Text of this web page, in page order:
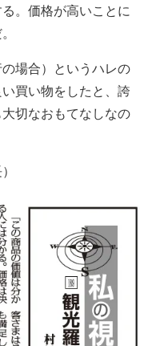
。価格が高いことに
場合）というハレの
買い物をしたと、誇
切なおもてなしなの